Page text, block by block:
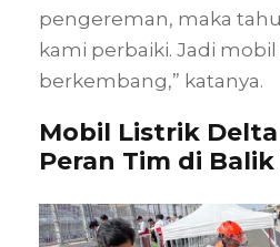
pengereman, maka
kami perbaiki. Jadi
berkembang,” katanya.
Mobil Listrik Delta
Peran Tim di